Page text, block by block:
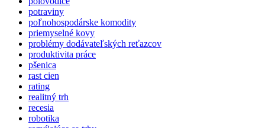
potraviny
poľnohospodárske komodity
priemyselné kovy
problémy dodávateľských reťazcov
produktivita práce
pšenica
rast cien
rating
realitný trh
recesia
robotika